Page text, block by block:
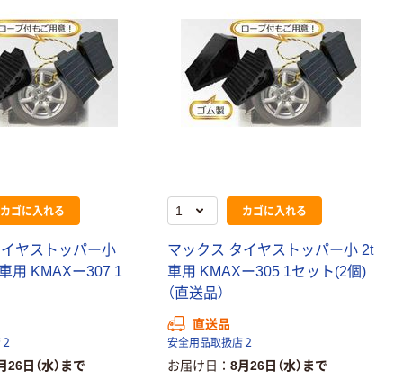
カゴに入れる
ヤストッパー小
用 KMAXー307 1
26日（水）まで
カゴに入れる
マックス タイヤストッパー小 2t
車用 KMAXー305 1セット(2個)
（直送品）
直送品
安全用品取扱店２
お届け日 8月26日（水）まで